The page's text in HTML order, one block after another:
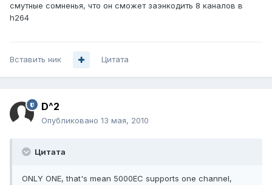
смутные сомненья, что он сможет заэнкодить 8 каналов в
h264
Вставить ник Цитата
D^2
Опубликовано 13 мая, 2010
Цитата
ONLY ONE, that's mean 5000EC supports one channel,